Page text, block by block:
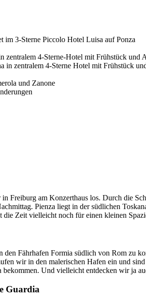
im 3-Sterne Piccolo Hotel Luisa auf Ponza
zentralem 4-Sterne-Hotel mit Frühstück und
in zentralem 4-Sterne Hotel mit Frühstück
und Zanone
Freiburg am Konzerthaus los. Durch die
Pienza liegt in der südlichen
die Zeit vielleicht noch für einen kleinen
Fährhafen Formia südlich von Rom zu
wir in den malerischen Hafen ein und
Und vielleicht entdecken wir ja
Guardia